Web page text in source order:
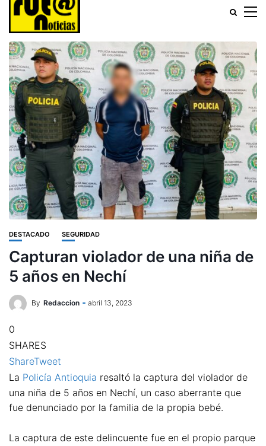
DESTACADO SEGURIDAD
Capturan violador de una niña de
5 años en Nechí
By Redaccion abril 13, 2023
0
SHARES
ShareTweet
La Policía Antioquia resaltó la captura del violador de
una niña de 5 años en Nechí, un caso aberrante que
fue denunciado por la familia de la propia bebé.
La captura de este delincuente fue en el propio parque